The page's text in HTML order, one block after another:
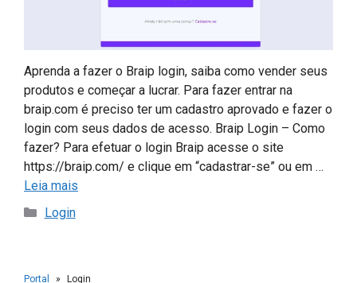
Aprenda a fazer o Braip login, saiba como vender seus
produtos e começar a lucrar. Para fazer entrar na
braip.com é preciso ter um cadastro aprovado e fazer o
login com seus dados de acesso. Braip Login – Como
fazer? Para efetuar o login Braip acesse o site
https://braip.com/ e clique em “cadastrar-se” ou em …
Leia mais
Categorias
Login
Portal » Login